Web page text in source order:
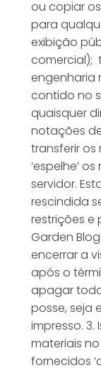
ou copiar
para
exibição
comercial);
engenharia
contido no
quaisquer
notações
transferir
‘espelhe’
servidor.
rescindida
restrições e
Garden
encerrar a
após o
apagar
posse, seja
impresso.
materiais
fornecidos